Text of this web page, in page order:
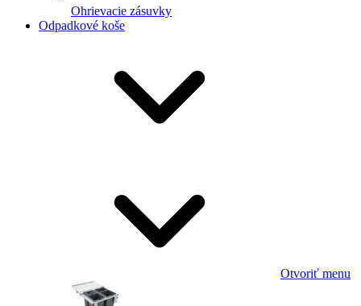
Ohrievacie zásuvky
Odpadkové koše
Otvoriť menu